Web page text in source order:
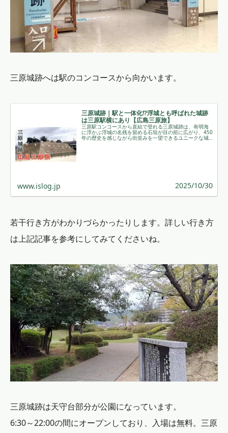
三原城跡へは駅のコンコースから向かいます。
三原城跡｜駅と一体化!?浮城とも呼ばれた城跡
は三原駅横にあり【広島三原旅】
三原駅コンコースから直結で登れる三原城跡は、有明海
に浮かぶ浮城の名残を留める石垣が目の前に広がり、450
年の歴史を感じながら街並みを一望できるユニークな城
www.islog.jp 2025/10/30
若干行き方がわかりづらかったりします。詳しい行き方
は上記記事を参考にしてみてくださいね。
三原城跡は天守台部分が公園になっています。
6:30～22:00の間にオープンしており、入場は無料。三原